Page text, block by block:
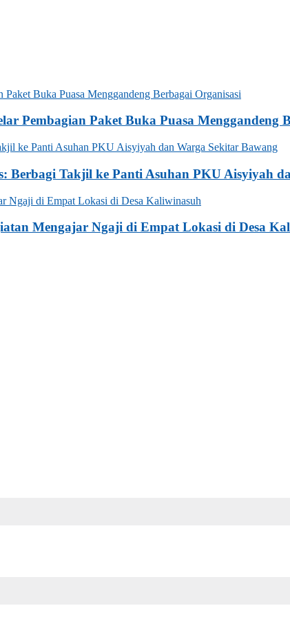
Pembagian Paket Buka Puasa Menggandeng
Berbagi Takjil ke Panti Asuhan PKU Aisyiyah
Mengajar Ngaji di Empat Lokasi di Desa